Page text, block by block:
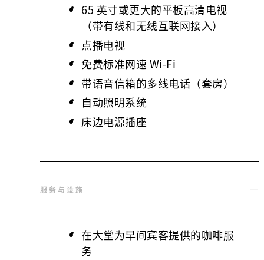
65 英寸或更大的平板高清电视
（带有线和无线互联网接入）
点播电视
免费标准网速 Wi-Fi
带语音信箱的多线电话（套房）
自动照明系统
床边电源插座
服务与设施
在大堂为早间宾客提供的咖啡服
务